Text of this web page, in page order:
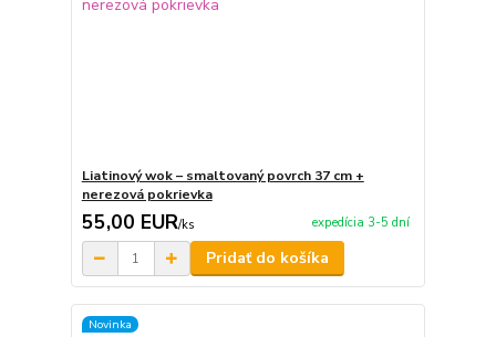
Liatinový wok – smaltovaný povrch 37 cm +
nerezová pokrievka
55,00 EUR/ks expedícia 3-5 dní
Pridať do košíka
Novinka